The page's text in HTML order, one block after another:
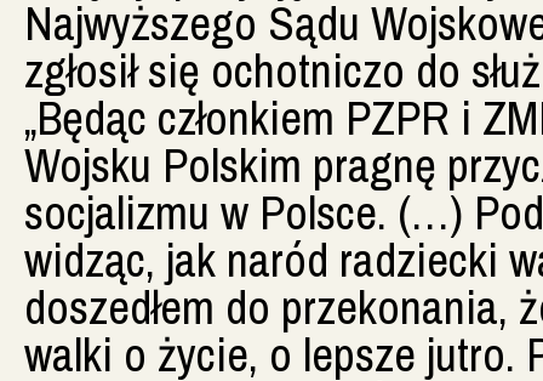
Najwyższego Sądu
zgłosił się ochotniczo do
„Będąc członkiem PZPR i
Wojsku Polskim pragnę
socjalizmu w Polsce. (…)
widząc, jak naród radziecki
doszedłem do przekonania,
walki o życie, o lepsze jutro.